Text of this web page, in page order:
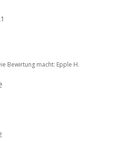
Bewirtung macht: Epple H.